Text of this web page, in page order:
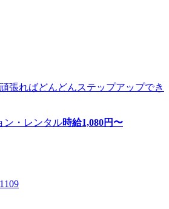
張ればどんどんステップアップでき
ン・レンタル時給1,080円〜